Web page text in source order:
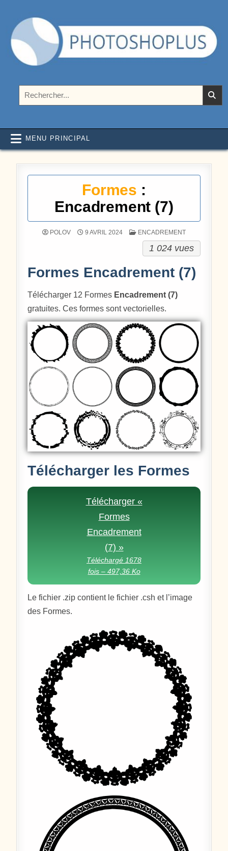
Photoshoplus
MENU PRINCIPAL
Formes :
Encadrement (7)
POLOV 9 AVRIL 2024 POSTÉ DANS
ENCADREMENT
1 024 vues
Formes Encadrement (7)
Télécharger 12 Formes Encadrement (7)
gratuites. Ces formes sont vectorielles.
Télécharger les Formes
Télécharger «
Formes
Encadrement
(7) »
Téléchargé 1678
fois – 497,36 Ko
Le fichier .zip contient le fichier .csh et l’image
des Formes.